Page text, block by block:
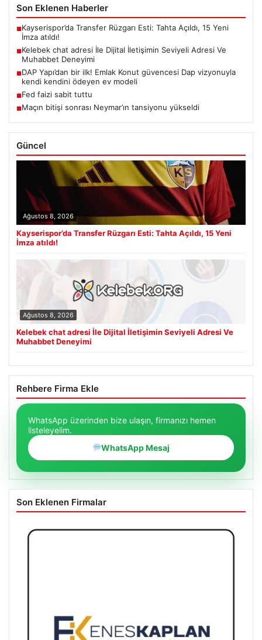
Son Eklenen Haberler
■Kayserispor’da Transfer Rüzgarı Esti: Tahta Açıldı, 15 Yeni
İmza atıldı!
■Kelebek chat adresi İle Dijital İletişimin Seviyeli Adresi Ve
Muhabbet Deneyimi
■DAP Yapı’dan bir ilk! Emlak Konut güvencesi Dap vizyonuyla
kendi kendini ödeyen ev modeli
■Fed faizi sabit tuttu
■Maçın bitişi sonrası Neymar’ın tansiyonu yükseldi
Güncel
Ağustos 8, 2026
Kayserispor’da Transfer Rüzgarı Esti: Tahta Açıldı, 15 Yeni
İmza atıldı!
Ağustos 8, 2026
Kelebek chat adresi İle Dijital İletişimin Seviyeli Adresi Ve
Muhabbet Deneyimi
Rehbere Firma Ekle
WhatsApp üzerinden bize ulaşın, firmanızı hemen
listeleyelim.
WhatsApp Mesaj
Son Eklenen Firmalar